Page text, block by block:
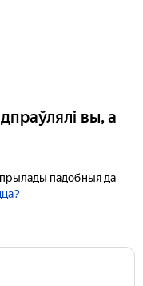
вы, а
падобныя да